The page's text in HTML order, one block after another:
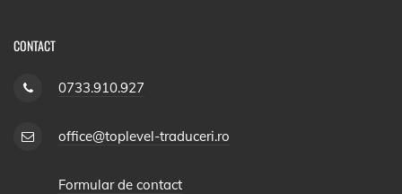
CONTACT
0733.910.927
office@toplevel-traduceri.ro
Formular de contact